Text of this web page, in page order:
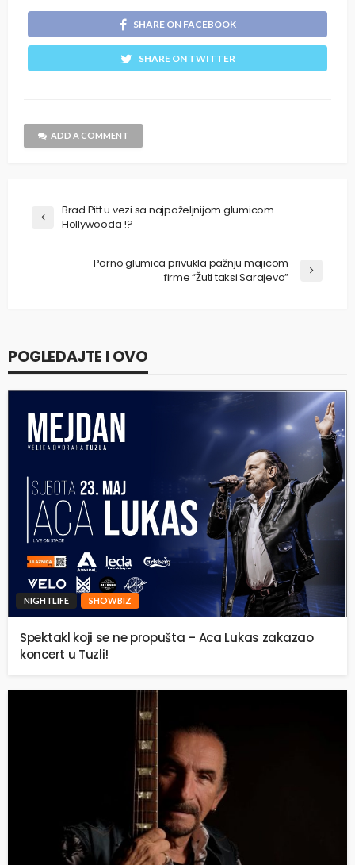
SHARE ON FACEBOOK
SHARE ON TWITTER
ADD A COMMENT
Brad Pitt u vezi sa najpoželjnijom glumicom
Hollywooda !?
Porno glumica privukla pažnju majicom
firme “Žuti taksi Sarajevo”
POGLEDAJTE I OVO
NIGHTLIFE SHOWBIZ
Spektakl koji se ne propušta – Aca Lukas zakazao
koncert u Tuzli!